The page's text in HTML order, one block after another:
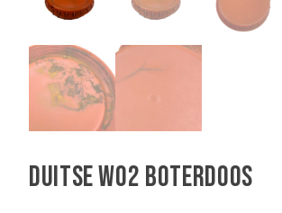
Duitse WO2 boterdoos